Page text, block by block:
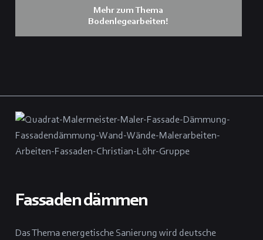
Mehr zum Thema
Bodenlegearbeiten!
Fassaden dämmen
Das Thema energetische Sanierung wird deutsche